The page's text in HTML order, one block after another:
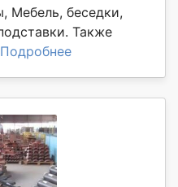
Мебель, беседки,
Также
Подробнее